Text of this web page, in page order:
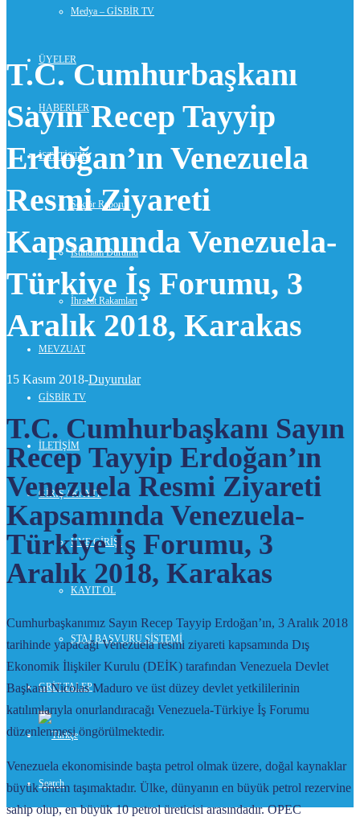
Medya – GİSBİR TV
ÜYELER
HABERLER
İSTATİSTİK
Sektör Raporu
İstihdam Durumu
İhracat Rakamları
MEVZUAT
GİSBİR TV
İLETİŞİM
GİRİŞ / KAYIT
ÜYE GİRİŞİ
KAYIT OL
STAJ BAŞVURU SİSTEMİ
GRİT TALEP
Search
T.C. Cumhurbaşkanı
Sayın Recep Tayyip
Erdoğan’ın Venezuela
Resmi Ziyareti
Kapsamında Venezuela-
Türkiye İş Forumu, 3
Aralık 2018, Karakas
15 Kasım 2018-Duyurular
T.C. Cumhurbaşkanı Sayın
Recep Tayyip Erdoğan’ın
Venezuela Resmi Ziyareti
Kapsamında Venezuela-
Türkiye İş Forumu, 3
Aralık 2018, Karakas
Cumhurbaşkanımız Sayın Recep Tayyip Erdoğan’ın, 3 Aralık 2018
tarihinde yapacağı Venezuela resmi ziyareti kapsamında Dış
Ekonomik İlişkiler Kurulu (DEİK) tarafından Venezuela Devlet
Başkanı Nicolas Maduro ve üst düzey devlet yetkililerinin
katılımlarıyla onurlandıracağı Venezuela-Türkiye İş Forumu
düzenlenmesi öngörülmektedir.
Venezuela ekonomisinde başta petrol olmak üzere, doğal kaynaklar
büyük önem taşımaktadır. Ülke, dünyanın en büyük petrol rezervine
sahip olup, en büyük 10 petrol üreticisi arasındadır. OPEC